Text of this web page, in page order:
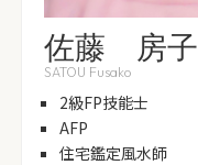
佐藤 房子
SATOU Fusako
2級FP技能士
AFP
住宅鑑定風水師